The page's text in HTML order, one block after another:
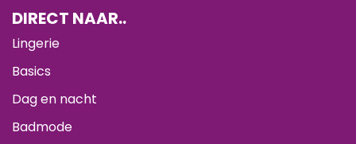
DIRECT NAAR..
Lingerie
Basics
Dag en nacht
Badmode